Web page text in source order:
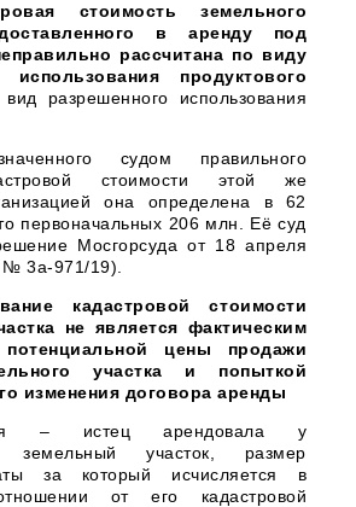
стоимость земельного
в аренду под
рассчитана по виду
использования продуктового
разрешенного использования
судом правильного
стоимости этой же
она определена в 62
первоначальных 206 млн. Её суд
Мосгорсуда от 18 апреля
№ 3а-971/19).
кадастровой стоимости
не является фактическим
потенциальной цены продажи
участка и попыткой
изменения договора аренды
– истец арендовала у
земельный участок, размер
за который исчисляется в
от его кадастровой